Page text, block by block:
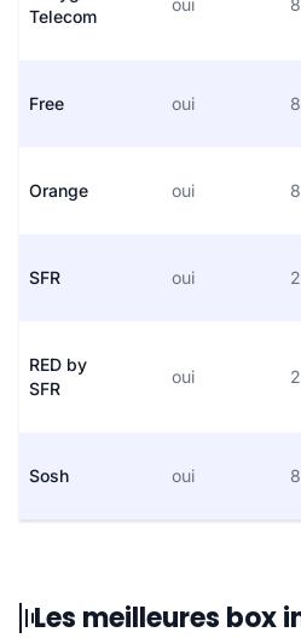
Telecom
oui
Free oui
Orange oui
SFR oui
RED by
SFR
oui
Sosh oui
Les meilleures box